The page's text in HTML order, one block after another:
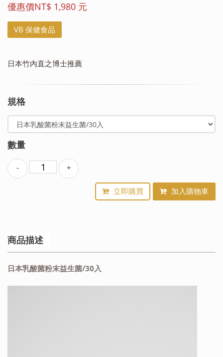
優惠價NT$ 1,980 元
VB 保健食品
日本竹內直之博士推薦
規格
數量
- +
加入購物車
立即購買
商品描述
日本乳酸菌粉末益生菌/30入